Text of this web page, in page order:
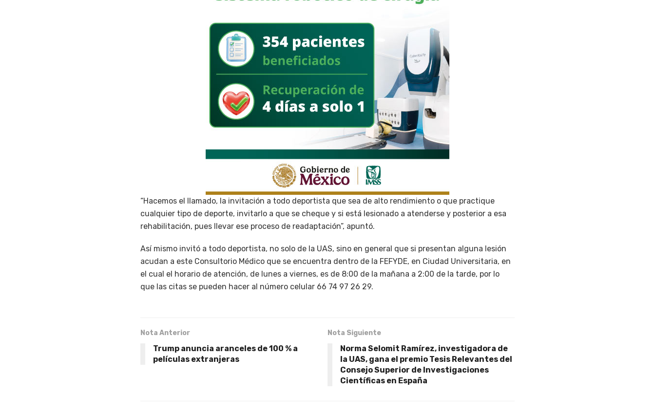
“Hacemos el llamado, la invitación a todo deportista que sea de alto rendimiento o que practique
cualquier tipo de deporte, invitarlo a que se cheque y si está lesionado a atenderse y posterior a esa
rehabilitación, pues llevar ese proceso de readaptación”, apuntó.
Así mismo invitó a todo deportista, no solo de la UAS, sino en general que si presentan alguna lesión
acudan a este Consultorio Médico que se encuentra dentro de la FEFYDE, en Ciudad Universitaria, en
el cual el horario de atención, de lunes a viernes, es de 8:00 de la mañana a 2:00 de la tarde, por lo
que las citas se pueden hacer al número celular 66 74 97 26 29.
Nota Anterior
Trump anuncia aranceles de 100 % a
películas extranjeras
Nota Siguiente
Norma Selomit Ramírez, investigadora de
la UAS, gana el premio Tesis Relevantes del
Consejo Superior de Investigaciones
Científicas en España